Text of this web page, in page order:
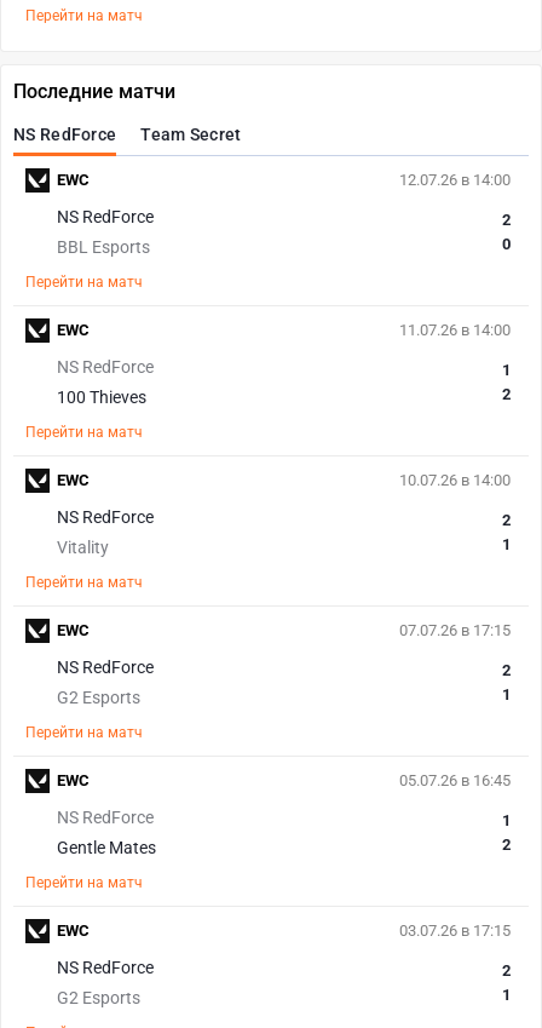
Перейти на матч
Последние матчи
NS RedForce Team Secret
12.07.26 в 14:00
NS RedForce
BBL Esports
2
0
Перейти на матч
EWC
11.07.26 в 14:00
NS RedForce
100 Thieves
1
2
Перейти на матч
EWC
10.07.26 в 14:00
NS RedForce
Vitality
2
1
Перейти на матч
EWC
07.07.26 в 17:15
NS RedForce
G2 Esports
2
1
Перейти на матч
EWC
05.07.26 в 16:45
NS RedForce
Gentle Mates
1
2
Перейти на матч
EWC
03.07.26 в 17:15
NS RedForce
G2 Esports
2
1
EWC